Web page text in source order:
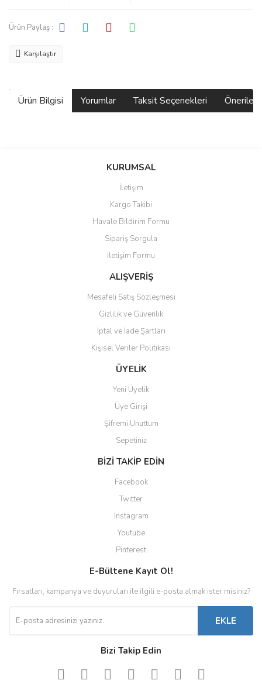
Ürün Paylaş :
Karşılaştır
Ürün Bilgisi Yorumlar Taksit Seçenekleri
Bu ürüne ilk yorumu siz yapın!
Ürün resmi kalitesiz, bozuk veya görüntülenemiyor.
Ürün açıklamasında eksik bilgiler bulunuyor.
Ürün bilgilerinde hatalar bulunuyor.
Ürün fiyatı diğer sitelerden daha pahalı.
Bu ürüne benzer farklı alternatifler olmalı.
Gönder
KURUMSAL
İletişim
Kargo Takibi
Havale Bildirim Formu
Sipariş Sorgula
İletişim Formu
ALIŞVERİŞ
Mesafeli Satış Sözleşmesi
Gizlilik ve Güvenlik
İptal ve İade Şartları
Kişisel Veriler Politikası
ÜYELİK
Yeni Üyelik
Üye Girişi
Şifremi Unuttum
Sepetiniz
BİZİ TAKİP EDİN
Facebook
Twitter
Instagram
Youtube
Pinterest
E-Bültene Kayıt Ol!
Fırsatları, kampanya ve duyuruları ile ilgili e-posta almak ister misiniz?
EKLE
Bizi Takip Edin